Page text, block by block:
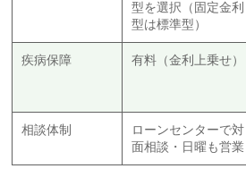
型を選択（固定金利
型は標準型）
疾病保障 有料（金利上乗せ）
相談体制
ローンセンターで対
面相談・日曜も営業